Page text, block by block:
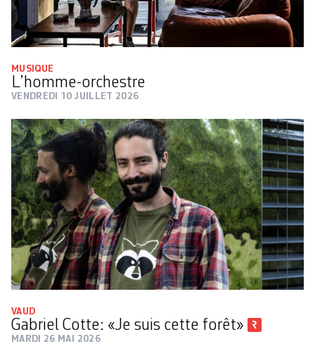
MUSIQUE
L’homme-orchestre
VENDREDI 10 JUILLET 2026
VAUD
Gabriel Cotte: «Je suis cette forêt»
MARDI 26 MAI 2026